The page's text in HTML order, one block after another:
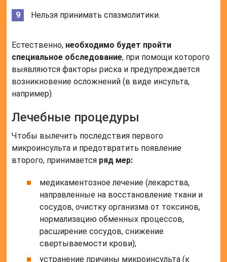
Нельзя принимать спазмолитики.
Естественно, необходимо будет пройти
специальное обследование, при помощи которого
выявляются факторы риска и предупреждается
возникновение осложнений (в виде инсульта,
например).
Лечебные процедуры
Чтобы вылечить последствия первого
микроинсульта и предотвратить появление
второго, принимается ряд мер:
медикаментозное лечение (лекарства,
направленные на восстановление ткани и
сосудов, очистку организма от токсинов,
нормализацию обменных процессов,
расширение сосудов, снижение
свертываемости крови);
устранение причины микроинсульта (к